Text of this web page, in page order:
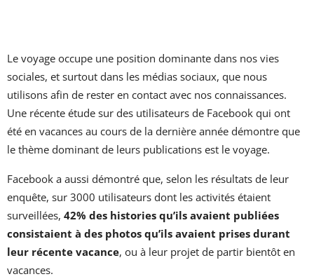
Le voyage occupe une position dominante dans nos vies
sociales, et surtout dans les médias sociaux, que nous
utilisons afin de rester en contact avec nos connaissances.
Une récente étude sur des utilisateurs de Facebook qui ont
été en vacances au cours de la dernière année démontre que
le thème dominant de leurs publications est le voyage.
Facebook a aussi démontré que, selon les résultats de leur
enquête, sur 3000 utilisateurs dont les activités étaient
surveillées, 42% des histories qu’ils avaient publiées
consistaient à des photos qu’ils avaient prises durant
leur récente vacance, ou à leur projet de partir bientôt en
vacances.